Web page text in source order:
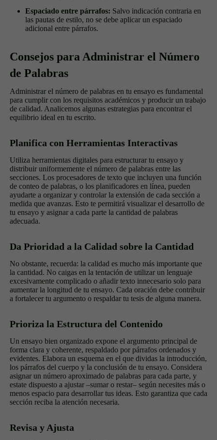
Espaciado entre párrafos: Salvo indicación contraria en
las pautas de estilo, no se debe aplicar un espaciado
adicional entre párrafos.
Consejos para Administrar el Número
de Palabras
Administrar el número de palabras en tu ensayo es fundamental
para cumplir con los requisitos académicos y producir un trabajo
de calidad. Analicemos algunas estrategias para encontrar el
equilibrio ideal en tu escrito.
Planifica con Herramientas Interactivas
Utiliza herramientas digitales para estructurar tu ensayo y
distribuir uniformemente el número de palabras entre las
secciones. Los procesadores de texto que incluyen una función
de conteo de palabras, o los planificadores en línea, pueden
ayudarte a organizar y controlar la extensión de cada sección a
medida que avanzas. Esto te permitirá visualizar el desarrollo de
tu ensayo y asignar a cada parte la cantidad de palabras
adecuada.
Da Prioridad a la Calidad sobre la Cantidad
No obstante, recuerda: la calidad es mucho más importante que
la cantidad. No caigas en la tentación de utilizar un lenguaje
excesivamente complicado o añadir texto innecesario solo para
aumentar la longitud de tu ensayo. Cada oración debe contribuir
a fortalecer tu argumento o respaldar tu tesis de alguna manera.
Prioriza la Estructura del Contenido
Un ensayo bien organizado expone el argumento principal de
forma clara y coherente, respaldado por párrafos ordenados y
evidentes. Elabora un esquema en el que dividas la introducción,
los párrafos del cuerpo y la conclusión de tu ensayo. Considera
asignar un número aproximado de palabras para cada parte, y
estate dispuesto a ajustar –sumar o restar– según necesites más o
menos espacio para desarrollar tus ideas. Esto garantiza que cada
sección reciba la atención necesaria.
Revisa y Ajusta